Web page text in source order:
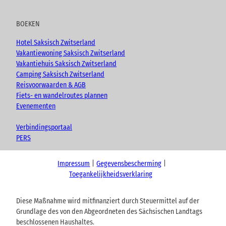
BOEKEN
Hotel Saksisch Zwitserland
Vakantiewoning Saksisch Zwitserland
Vakantiehuis Saksisch Zwitserland
Camping Saksisch Zwitserland
Reisvoorwaarden & AGB
Fiets- en wandelroutes plannen
Evenementen
Verbindingsportaal
PERS
Impressum
Gegevensbescherming
Toegankelijkheidsverklaring
Diese Maßnahme wird mitfinanziert durch Steuermittel auf der
Grundlage des von den Abgeordneten des Sächsischen Landtags
beschlossenen Haushaltes.